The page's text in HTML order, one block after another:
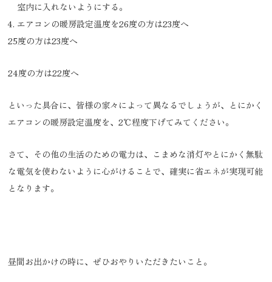
室内に入れないようにする。
エアコンの暖房設定温度を26度の方は23度へ
25度の方は23度へ
24度の方は22度へ
といった具合に、皆様の家々によって異なるでしょうが、とにかく
エアコンの暖房設定温度を、2℃程度下げてみてください。
さて、その他の生活のための電力は、こまめな消灯やとにかく無駄
な電気を使わないように心がけることで、確実に省エネが実現可能
となります。
昼間お出かけの時に、ぜひおやりいただきたいこと。